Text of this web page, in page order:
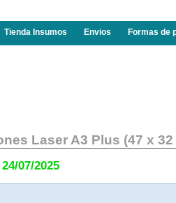
Tienda Insumos Envios Formas de
Laser A3 Plus (47 x 32
07/2025